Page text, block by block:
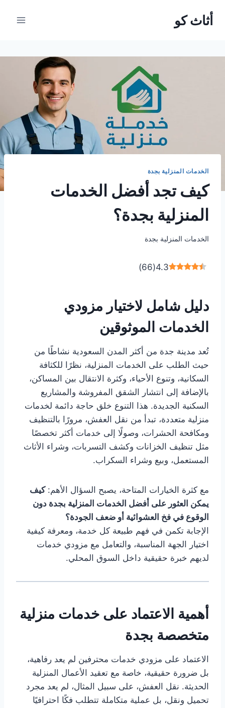
أثاث كو
الخدمات المنزلية بجدة
كيف تجد أفضل الخدمات
المنزلية بجدة؟
الخدمات المنزلية بجدة
4.3
(
66
)
دليل شامل لاختيار مزودي
الخدمات الموثوقين
تُعد مدينة جدة من أكثر المدن السعودية نشاطًا من
حيث الطلب على الخدمات المنزلية، نظرًا للكثافة
السكانية، وتنوع الأحياء، وكثرة الانتقال بين المساكن،
بالإضافة إلى انتشار الشقق المفروشة والمشاريع
السكنية الجديدة. هذا التنوع خلق حاجة دائمة لخدمات
منزلية متعددة، تبدأ من نقل العفش، مرورًا بالتنظيف
ومكافحة الحشرات، وصولًا إلى خدمات أكثر تخصصًا
مثل تنظيف الخزانات وكشف التسربات، وشراء الأثاث
المستعمل، وبيع وشراء السكراب.
مع كثرة الخيارات المتاحة، يصبح السؤال الأهم:كيف
يمكن العثور على أفضل الخدمات المنزلية بجدة دون
الوقوع في فخ العشوائية أو ضعف الجودة؟
الإجابة تكمن في فهم طبيعة كل خدمة، ومعرفة كيفية
اختيار الجهة المناسبة، والتعامل مع مزودي خدمات
لديهم خبرة حقيقية داخل السوق المحلي.
أهمية الاعتماد على خدمات منزلية
متخصصة بجدة
الاعتماد على مزودي خدمات محترفين لم يعد رفاهية،
بل ضرورة حقيقية، خاصة مع تعقيد الأعمال المنزلية
الحديثة. نقل العفش، على سبيل المثال، لم يعد مجرد
تحميل ونقل، بل عملية متكاملة تتطلب فكًا احترافيًا